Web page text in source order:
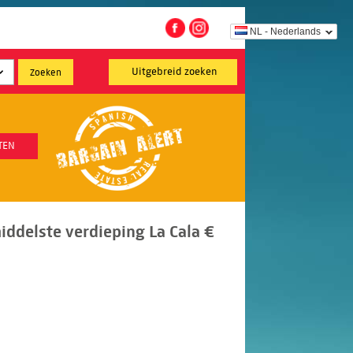
NL - Nederlands
Uitgebreid zoeken
verdieping La Cala €